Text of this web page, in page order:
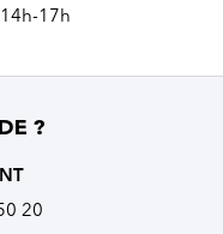
17h
?
20